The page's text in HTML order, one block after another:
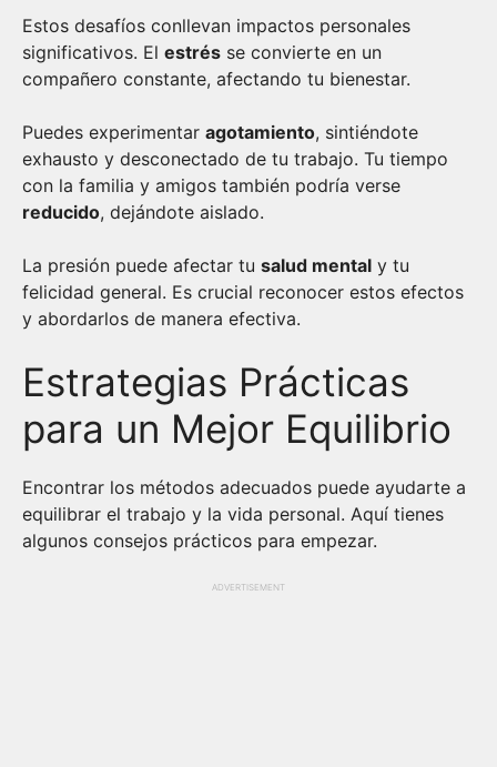
Estos desafíos conllevan impactos personales
significativos. El estrés se convierte en un
compañero constante, afectando tu bienestar.
Puedes experimentar agotamiento, sintiéndote
exhausto y desconectado de tu trabajo. Tu tiempo
con la familia y amigos también podría verse
reducido, dejándote aislado.
La presión puede afectar tu salud mental y tu
felicidad general. Es crucial reconocer estos efectos
y abordarlos de manera efectiva.
Estrategias Prácticas
para un Mejor Equilibrio
Encontrar los métodos adecuados puede ayudarte a
equilibrar el trabajo y la vida personal. Aquí tienes
algunos consejos prácticos para empezar.
ADVERTISEMENT